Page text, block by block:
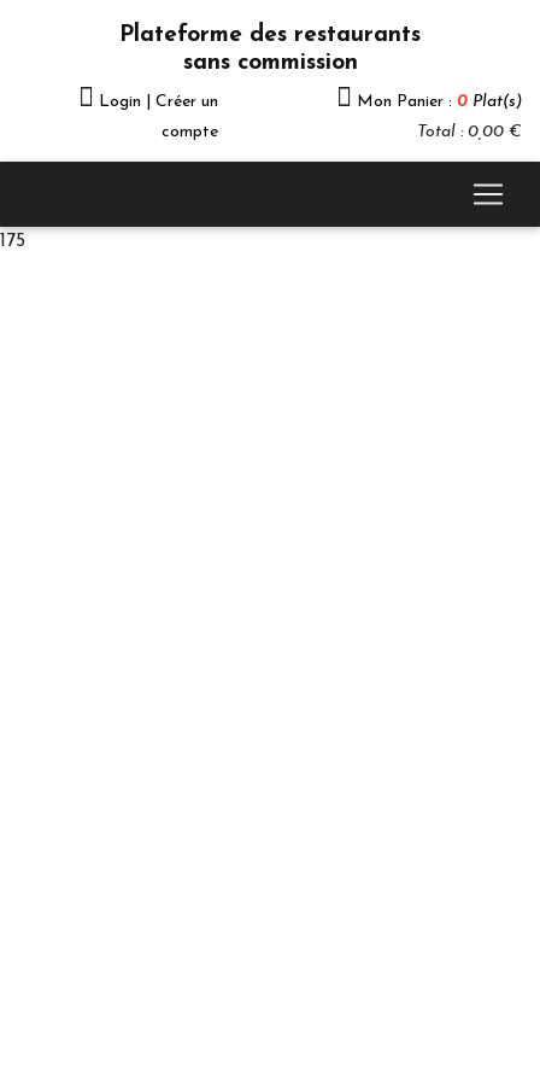
Plateforme des restaurants
sans commission
Login | Créer un
compte
Mon Panier : 0 Plat(s)
Total : 0,00 €
175